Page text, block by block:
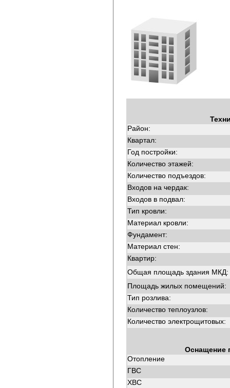
Район:
Квартал:
Год постройки:
Количество этажей:
Количество подъездов:
Входов на чердак:
Входов в подвал:
Тип кровли:
Материал кровли:
Фундамент:
Материал стен:
Квартир:
Общая площадь здания МКД:
Площадь жилых помещений:
Тип розлива:
Количество теплоузлов:
Количество электрощитовых:
Оснащение
Отопление
ГВС
ХВС